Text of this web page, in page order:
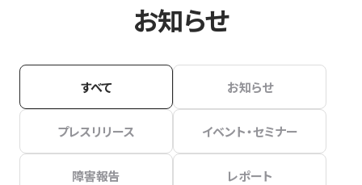
お知らせ
すべて お知らせ
プレスリリース イベント・セミナー
障害報告 レポート